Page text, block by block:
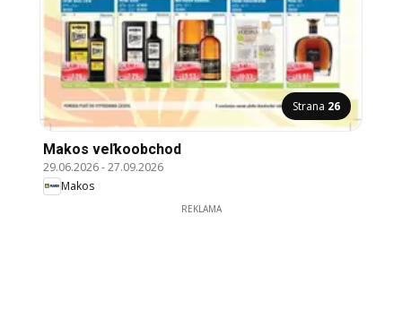
Strana 26
Makos veľkoobchod
29.06.2026-27.09.2026
Makos
REKLAMA